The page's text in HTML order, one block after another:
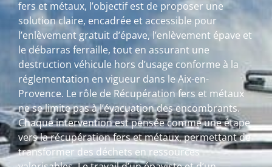
fers et métaux, l’objectif est de proposer une
solution claire, encadrée et accessible pour
l’enlèvement gratuit d’épave, l’enlèvement épave et
le débarras ferraille, tout en assurant une
destruction véhicule hors d’usage conforme à la
réglementation en vigueur dans le Aix-en-
Provence. Le rôle de Récupération fers et métaux
ne se limite pas à l’évacuation des encombrants.
Chaque intervention est pensée comme une étape
vers la récupération fers et métaux, permettant de
transformer des déchets en ressources